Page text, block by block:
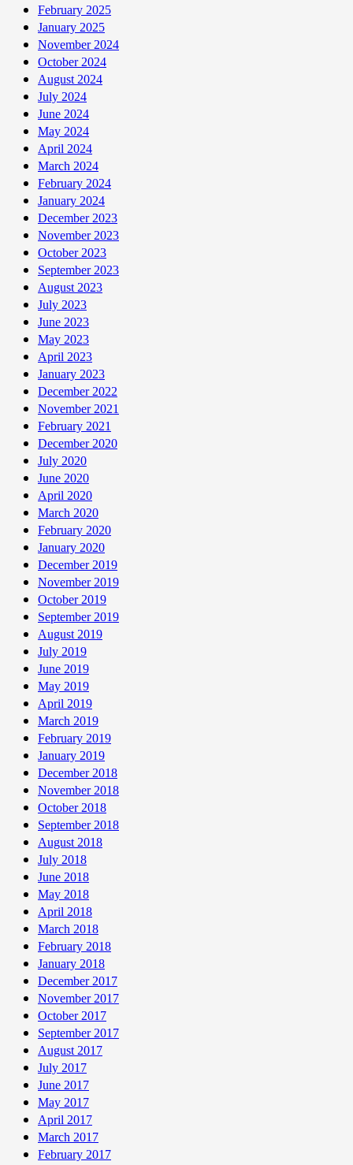
February 2025
January 2025
November 2024
October 2024
August 2024
July 2024
June 2024
May 2024
April 2024
March 2024
February 2024
January 2024
December 2023
November 2023
October 2023
September 2023
August 2023
July 2023
June 2023
May 2023
April 2023
January 2023
December 2022
November 2021
February 2021
December 2020
July 2020
June 2020
April 2020
March 2020
February 2020
January 2020
December 2019
November 2019
October 2019
September 2019
August 2019
July 2019
June 2019
May 2019
April 2019
March 2019
February 2019
January 2019
December 2018
November 2018
October 2018
September 2018
August 2018
July 2018
June 2018
May 2018
April 2018
March 2018
February 2018
January 2018
December 2017
November 2017
October 2017
September 2017
August 2017
July 2017
June 2017
May 2017
April 2017
March 2017
February 2017